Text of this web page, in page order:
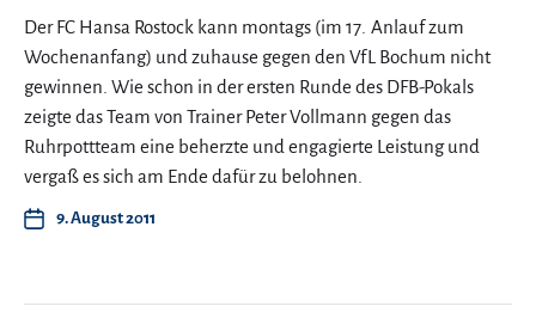
Der FC Hansa Rostock kann montags (im 17. Anlauf zum
Wochenanfang) und zuhause gegen den VfL Bochum nicht
gewinnen. Wie schon in der ersten Runde des DFB-Pokals
zeigte das Team von Trainer Peter Vollmann gegen das
Ruhrpottteam eine beherzte und engagierte Leistung und
vergaß es sich am Ende dafür zu belohnen.
9. August 2011